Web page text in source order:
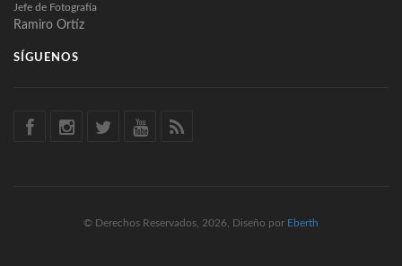
Jefe de Fotografía
Ramiro Ortíz
SÍGUENOS
© Derechos Reservados, 2026, Diseño por Eberth